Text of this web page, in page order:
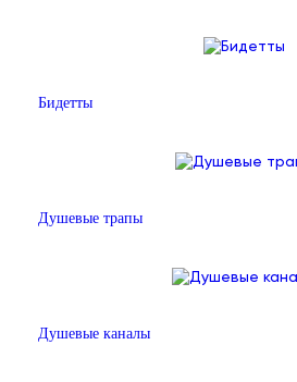
Бидетты
Душевые трапы
Душевые каналы